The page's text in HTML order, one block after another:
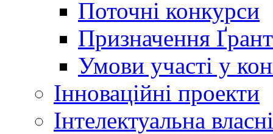
Поточні конкурси
Призначення
Умови участі у
Інноваційні проекти
Інтелектуальна